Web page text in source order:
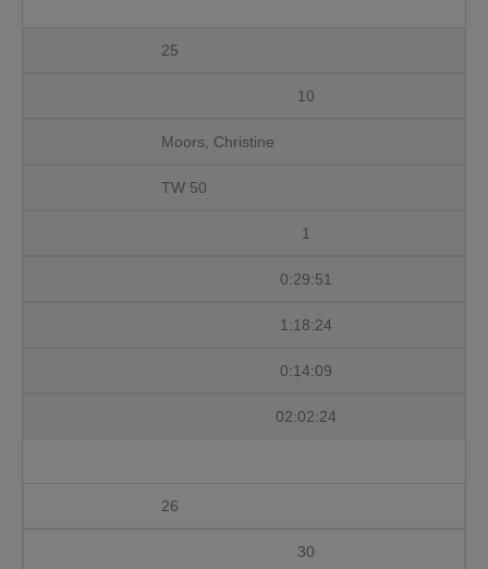
25
10
Moors, Christine
TW 50
1
0:29:51
1:18:24
0:14:09
02:02:24
26
30